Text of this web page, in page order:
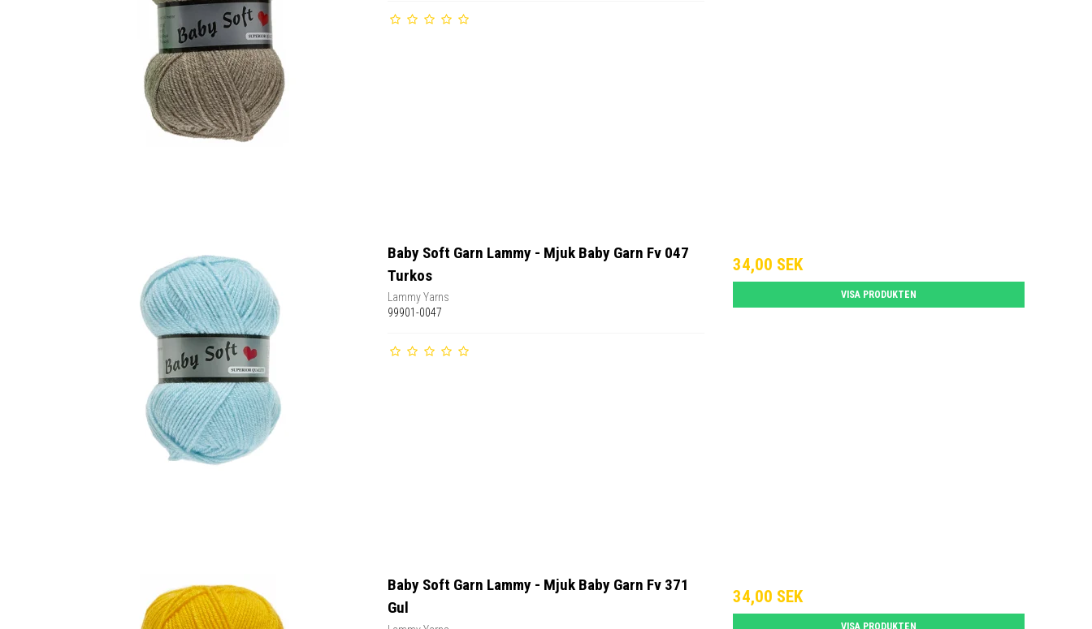
Baby Soft Garn Lammy - Mjuk Baby Garn Fv 047
Turkos
Lammy Yarns
99901-0047
34,00 SEK
VISA PRODUKTEN
Baby Soft Garn Lammy - Mjuk Baby Garn Fv 371
Gul
34,00 SEK
VISA PRODUKTEN